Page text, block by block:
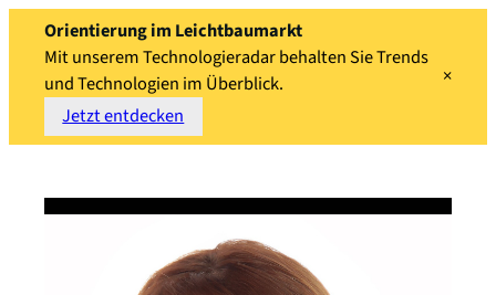
Orientierung im Leichtbaumarkt
Mit unserem Technologieradar behalten Sie Trends
und Technologien im Überblick.
Jetzt entdecken
×
springen